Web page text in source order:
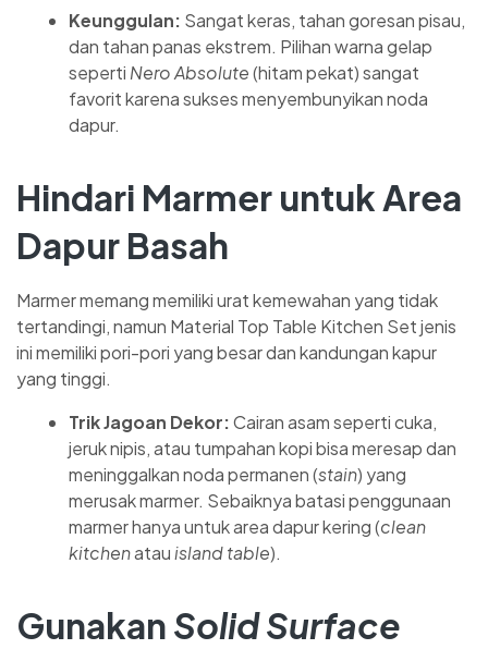
Keunggulan: Sangat keras, tahan goresan pisau,
dan tahan panas ekstrem. Pilihan warna gelap
seperti Nero Absolute(hitam pekat) sangat
favorit karena sukses menyembunyikan noda
dapur.
Hindari Marmer untuk Area
Dapur Basah
Marmer memang memiliki urat kemewahan yang tidak
tertandingi, namun Material Top Table Kitchen Set jenis
ini memiliki pori-pori yang besar dan kandungan kapur
yang tinggi.
Trik Jagoan Dekor:Cairan asam seperti cuka,
jeruk nipis, atau tumpahan kopi bisa meresap dan
meninggalkan noda permanen (stain) yang
merusak marmer. Sebaiknya batasi penggunaan
marmer hanya untuk area dapur kering (clean
kitchenatauisland table).
Gunakan Solid Surface